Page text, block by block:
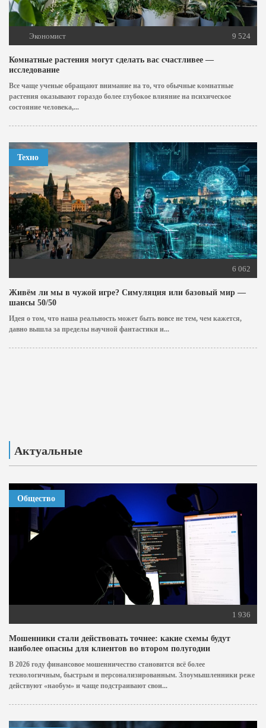
Экономист 9 524
Комнатные растения могут сделать вас счастливее —
исследование
Все чаще ученые обращают внимание на то, что обычные комнатные
растения оказывают гораздо более глубокое влияние на психическое
состояние человека,...
Техно
6 062
Живём ли мы в чужой игре? Симуляция или базовый мир —
шансы 50/50
Идея о том, что наша реальность может быть вовсе не тем, чем кажется,
давно вышла за пределы научной фантастики и...
Актуальные
Общество
1 936
Мошенники стали действовать точнее: какие схемы будут
наиболее опасны для клиентов во втором полугодии
В 2026 году финансовое мошенничество становится всё более
технологичным, быстрым и персонализированным. Злоумышленники реже
действуют «наобум» и чаще подстраивают свои...